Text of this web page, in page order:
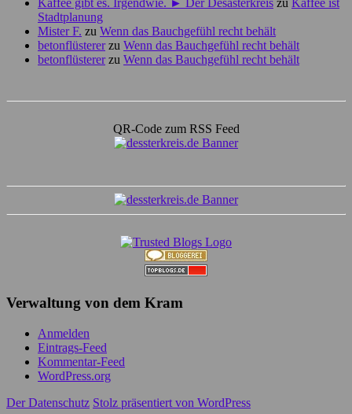
Kaffee gibt es. Irgendwie. ► Der Desasterkreis zu Kaffee ist
Stadtplanung
Mister F. zu Wenn das Bauchgefühl recht behält
betonflüstererzu Wenn das Bauchgefühl recht behält
betonflüstererzu Wenn das Bauchgefühl recht behält
QR-Code zum RSS Feed
Verwaltung von dem Kram
Anmelden
Eintrags-Feed
Kommentar-Feed
WordPress.org
Der Datenschutz Stolz präsentiert von WordPress